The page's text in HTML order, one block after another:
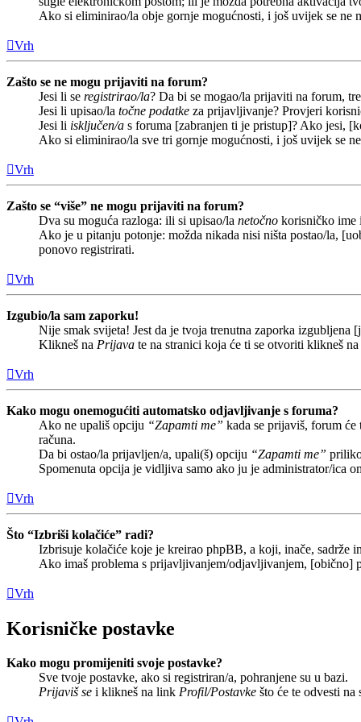
Ako si eliminirao/la obje gornje mogućnosti, i još uvijek se
Vrh
Zašto se ne mogu prijaviti na forum?
Jesi li se registrirao/la? Da bi se mogao/la prijaviti na forum,
Jesi li upisao/la točne podatke za prijavljivanje? Provjeri
Jesi li isključen/a s foruma [zabranjen ti je pristup]? Ako jesi,
Ako si eliminirao/la sve tri gornje mogućnosti, i još uvijek se
Vrh
Zašto se “više” ne mogu prijaviti na forum?
Dva su moguća razloga: ili si upisao/la netočno korisničko ime
Ako je u pitanju potonje: možda nikada nisi ništa postao/la,
ponovo registrirati.
Vrh
Izgubio/la sam zaporku!
Nije smak svijeta! Jest da je tvoja trenutna zaporka
Klikneš na Prijava te na stranici koja će ti se otvoriti klikneš na
Vrh
Kako mogu onemogućiti automatsko odjavljivanje s foruma?
Ako ne upališ opciju “Zapamti me” kada se prijaviš, forum
računa.
Da bi ostao/la prijavljen/a, upali(š) opciju “Zapamti me”
Spomenuta opcija je vidljiva samo ako ju je administrator/ica
Vrh
Što “Izbriši kolačiće” radi?
Izbrisuje kolačiće koje je kreirao phpBB, a koji, inače, sadrže
Ako imaš problema s prijavljivanjem/odjavljivanjem, [obično]
Vrh
Korisničke postavke
Kako mogu promijeniti svoje postavke?
Sve tvoje postavke, ako si registriran/a, pohranjene su u bazi.
Prijaviš se i klikneš na link Profil/Postavke što će te odvesti